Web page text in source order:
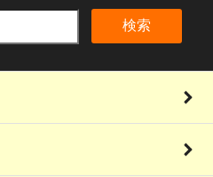
検索